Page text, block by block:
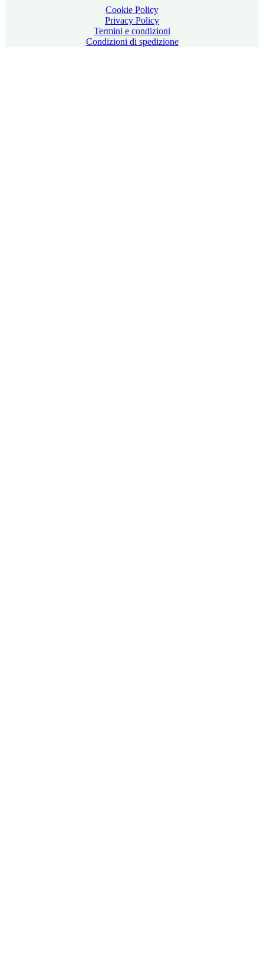
Cookie Policy
Privacy Policy
Termini e condizioni
Condizioni di spedizione